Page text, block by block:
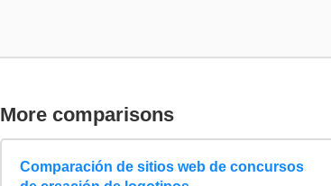
More comparisons
Comparación de sitios web de concursos